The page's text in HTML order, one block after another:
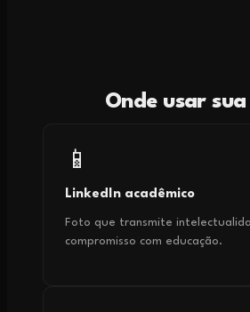
Onde usar
📱
LinkedIn acadêmico
Foto que transmite
compromisso com educação.